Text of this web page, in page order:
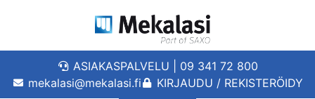
ASIAKASPALVELU | 09 341 72 800
mekalasi@mekalasi.fi
KIRJAUDU / REKISTERÖIDY